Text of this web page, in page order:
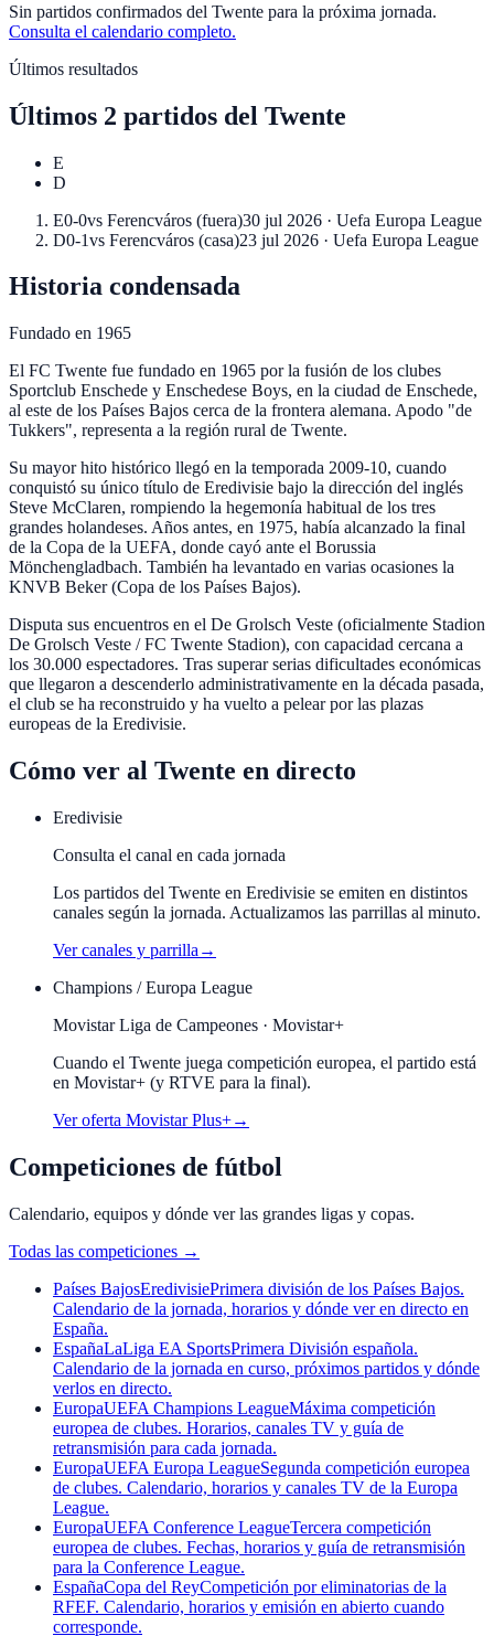
Sin partidos confirmados del Twente para la próxima jornada.
Consulta el calendario completo.
Últimos resultados
Últimos 2 partidos del Twente
E
D
E0-0vs Ferencváros (fuera)30 jul 2026 · Uefa Europa League
D0-1vs Ferencváros (casa)23 jul 2026 · Uefa Europa League
Historia condensada
Fundado en 1965
El FC Twente fue fundado en 1965 por la fusión de los clubes
Sportclub Enschede y Enschedese Boys, en la ciudad de Enschede,
al este de los Países Bajos cerca de la frontera alemana. Apodo "de
Tukkers", representa a la región rural de Twente.
Su mayor hito histórico llegó en la temporada 2009-10, cuando
conquistó su único título de Eredivisie bajo la dirección del inglés
Steve McClaren, rompiendo la hegemonía habitual de los tres
grandes holandeses. Años antes, en 1975, había alcanzado la final
de la Copa de la UEFA, donde cayó ante el Borussia
Mönchengladbach. También ha levantado en varias ocasiones la
KNVB Beker (Copa de los Países Bajos).
Disputa sus encuentros en el De Grolsch Veste (oficialmente Stadion
De Grolsch Veste / FC Twente Stadion), con capacidad cercana a
los 30.000 espectadores. Tras superar serias dificultades económicas
que llegaron a descenderlo administrativamente en la década pasada,
el club se ha reconstruido y ha vuelto a pelear por las plazas
europeas de la Eredivisie.
Cómo ver al Twente en directo
Eredivisie
Consulta el canal en cada jornada
Los partidos del Twente en Eredivisie se emiten en distintos
canales según la jornada. Actualizamos las parrillas al minuto.
Ver canales y parrilla →
Champions / Europa League
Movistar Liga de Campeones · Movistar+
Cuando el Twente juega competición europea, el partido está
en Movistar+ (y RTVE para la final).
Ver oferta Movistar Plus+→
Competiciones de fútbol
Calendario, equipos y dónde ver las grandes ligas y copas.
Todas las competiciones →
Países BajosEredivisiePrimera división de los Países Bajos.
Calendario de la jornada, horarios y dónde ver en directo en
España.
EspañaLaLiga EA SportsPrimera División española.
Calendario de la jornada en curso, próximos partidos y dónde
verlos en directo.
EuropaUEFA Champions LeagueMáxima competición
europea de clubes. Horarios, canales TV y guía de
retransmisión para cada jornada.
EuropaUEFA Europa LeagueSegunda competición europea
de clubes. Calendario, horarios y canales TV de la Europa
League.
EuropaUEFA Conference LeagueTercera competición
europea de clubes. Fechas, horarios y guía de retransmisión
para la Conference League.
EspañaCopa del ReyCompetición por eliminatorias de la
RFEF. Calendario, horarios y emisión en abierto cuando
corresponde.